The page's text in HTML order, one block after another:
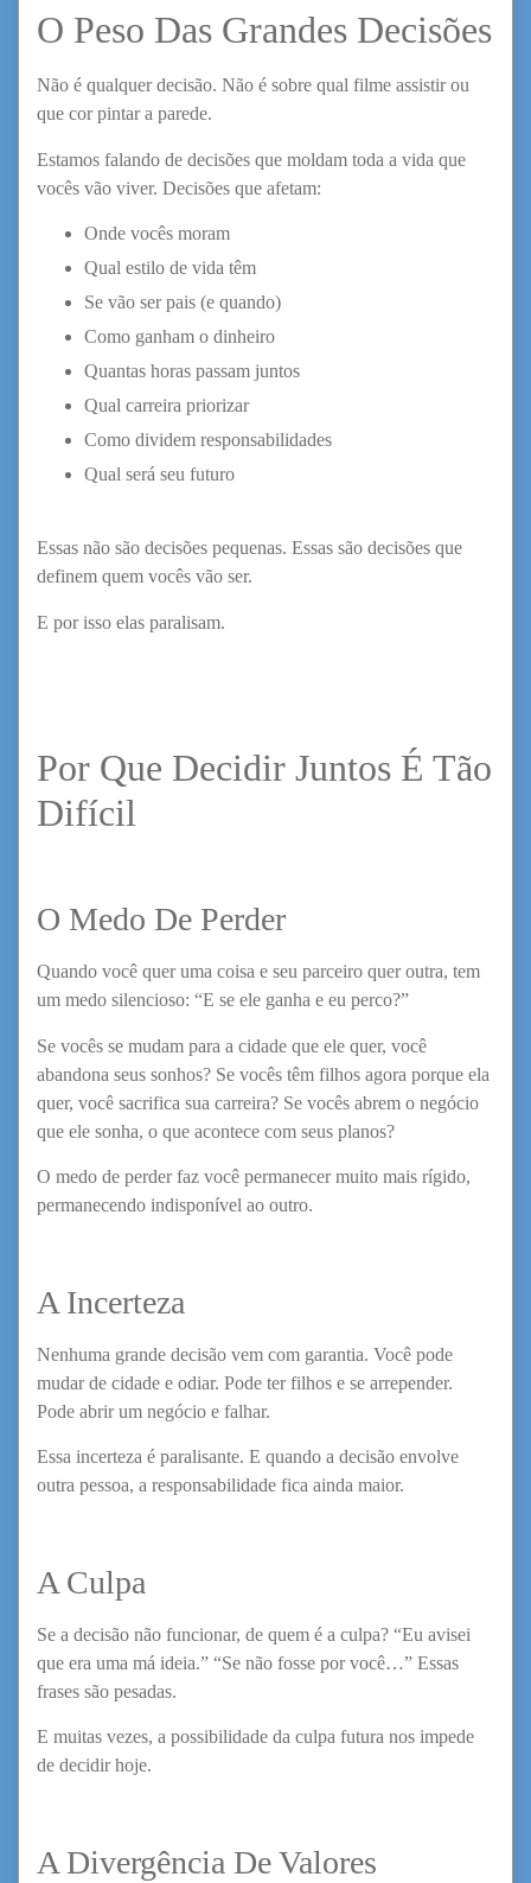
O Peso Das Grandes Decisões
Não é qualquer decisão. Não é sobre qual filme assistir ou
que cor pintar a parede.
Estamos falando de decisões que moldam toda a vida que
vocês vão viver. Decisões que afetam:
Onde vocês moram
Qual estilo de vida têm
Se vão ser pais (e quando)
Como ganham o dinheiro
Quantas horas passam juntos
Qual carreira priorizar
Como dividem responsabilidades
Qual será seu futuro
Essas não são decisões pequenas. Essas são decisões que
definem quem vocês vão ser.
E por isso elas paralisam.
Por Que Decidir Juntos É Tão
Difícil
O Medo De Perder
Quando você quer uma coisa e seu parceiro quer outra, tem
um medo silencioso: “E se ele ganha e eu perco?”
Se vocês se mudam para a cidade que ele quer, você
abandona seus sonhos? Se vocês têm filhos agora porque ela
quer, você sacrifica sua carreira? Se vocês abrem o negócio
que ele sonha, o que acontece com seus planos?
O medo de perder faz você permanecer muito mais rígido,
permanecendo indisponível ao outro.
A Incerteza
Nenhuma grande decisão vem com garantia. Você pode
mudar de cidade e odiar. Pode ter filhos e se arrepender.
Pode abrir um negócio e falhar.
Essa incerteza é paralisante. E quando a decisão envolve
outra pessoa, a responsabilidade fica ainda maior.
A Culpa
Se a decisão não funcionar, de quem é a culpa? “Eu avisei
que era uma má ideia.” “Se não fosse por você…” Essas
frases são pesadas.
E muitas vezes, a possibilidade da culpa futura nos impede
de decidir hoje.
A Divergência De Valores